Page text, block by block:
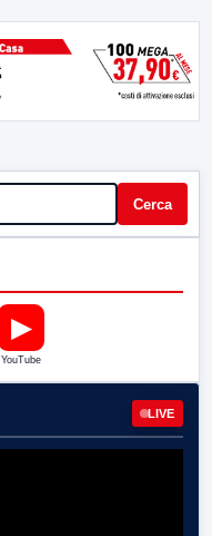
Cerca
▶
YouTube
LIVE